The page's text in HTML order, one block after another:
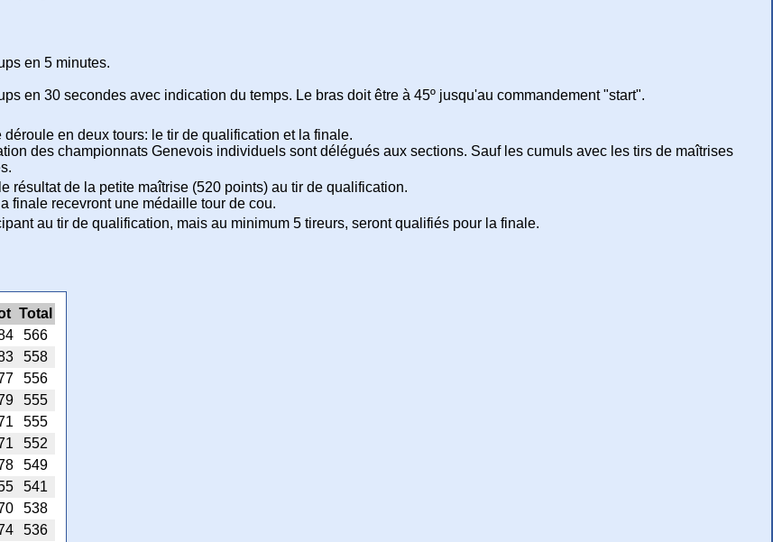
en 5 minutes.
en 30 secondes avec indication du temps. Le bras doit être à 45º jusqu'au commandement "start".
en deux tours: le tir de qualification et la finale.
des championnats Genevois individuels sont délégués aux sections. Sauf les cumuls avec les tirs de maîtrises
résultat de la petite maîtrise (520 points) au tir de qualification.
finale recevront une médaille tour de cou.
au tir de qualification, mais au minimum 5 tireurs, seront qualifiés pour la finale.
Total
566
558
556
555
555
552
549
541
538
536